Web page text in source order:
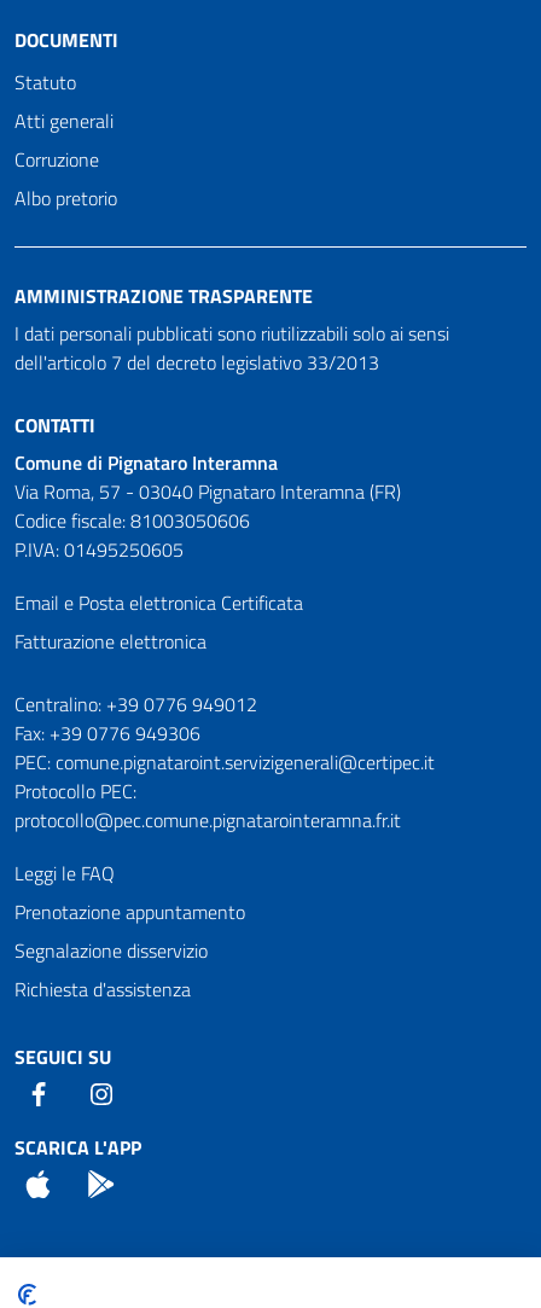
DOCUMENTI
Statuto
Atti generali
Corruzione
Albo pretorio
AMMINISTRAZIONE TRASPARENTE
I dati personali pubblicati sono riutilizzabili solo ai sensi
dell'articolo 7 del decreto legislativo 33/2013
CONTATTI
Comune di Pignataro Interamna
Via Roma, 57 - 03040 Pignataro Interamna (FR)
Codice fiscale: 81003050606
P.IVA: 01495250605
Email e Posta elettronica Certificata
Fatturazione elettronica
Numeri utili
Centralino: +39 0776 949012
Fax: +39 0776 949306
PEC: comune.pignataroint.servizigenerali@certipec.it
Protocollo PEC:
protocollo@pec.comune.pignatarointeramna.fr.it
Leggi le FAQ
Prenotazione appuntamento
Segnalazione disservizio
Richiesta d'assistenza
SEGUICI SU
Facebook
SCARICA L'APP
App Store
Attuazione Misure PNRR